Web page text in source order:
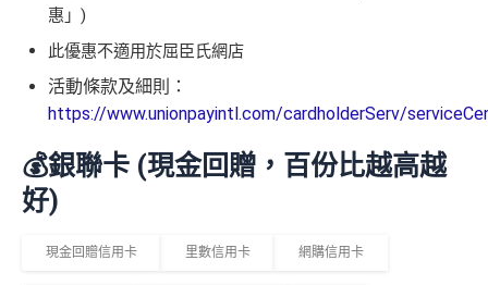
惠」)
此優惠不適用於屈臣氏網店
活動條款及細則：
https://www.unionpayintl.com/cardholderServ/
💰銀聯卡 (現金回贈，百份比越高越
好)
現金回贈信用卡 里數信用卡 網購信用卡